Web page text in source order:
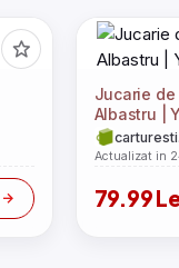
Jucarie de
Albastru |
Actualizat in
79.99